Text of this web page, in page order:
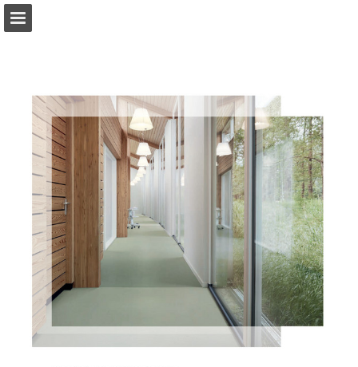
Gerelateerde Publicaties
Download PDF
Zoeken
Privacybeleid bekijken